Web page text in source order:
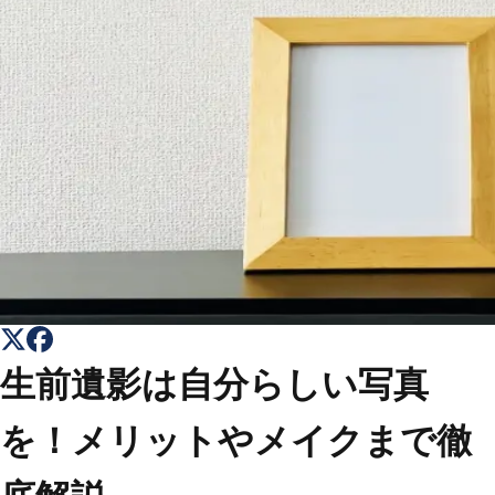
トップ
Top
会社概要
About
コラム一覧
Columns
Contact
生前遺影は自分らしい写真
を！メリットやメイクまで徹